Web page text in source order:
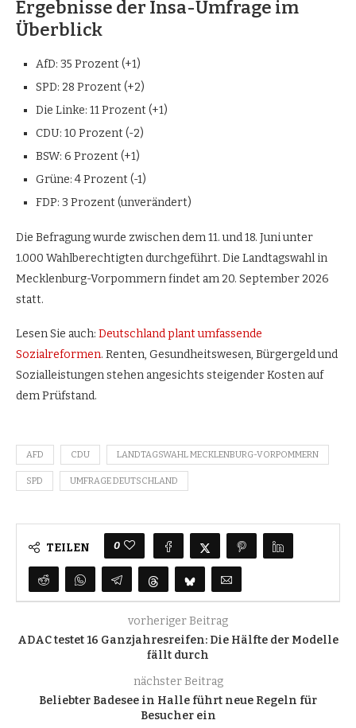
Ergebnisse der Insa-Umfrage im
Überblick
AfD: 35 Prozent (+1)
SPD: 28 Prozent (+2)
Die Linke: 11 Prozent (+1)
CDU: 10 Prozent (-2)
BSW: 6 Prozent (+1)
Grüne: 4 Prozent (-1)
FDP: 3 Prozent (unverändert)
Die Befragung wurde zwischen dem 11. und 18. Juni unter
1.000 Wahlberechtigten durchgeführt. Die Landtagswahl in
Mecklenburg-Vorpommern findet am 20. September 2026
statt.
Lesen Sie auch: Deutschland plant umfassende
Sozialreformen. Renten, Gesundheitswesen, Bürgergeld und
Sozialleistungen stehen angesichts steigender Kosten auf
dem Prüfstand.
AFD CDU LANDTAGSWAHL MECKLENBURG-VORPOMMERN
SPD UMFRAGE DEUTSCHLAND
TEILEN 0
vorheriger Beitrag
ADAC testet 16 Ganzjahresreifen: Die Hälfte der Modelle
fällt durch
nächster Beitrag
Beliebter Badesee in Halle führt neue Regeln für
Besucher ein